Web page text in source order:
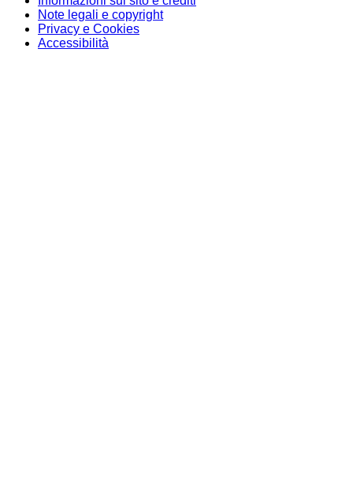
Note legali e copyright
Privacy e Cookies
Accessibilità